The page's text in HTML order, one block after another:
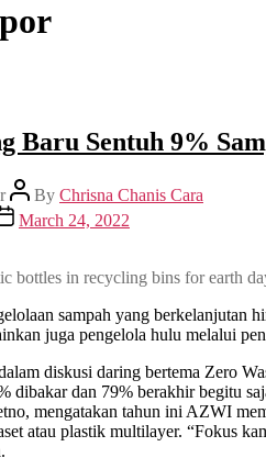
Baru Sentuh 9%
By Chrisna Chanis Cara
March 24, 2022
bottles in recycling bins for earth
juga pengelola hulu melalui
diskusi daring bertema Zero
dibakar dan 79% berakhir begitu
mengatakan tahun ini AZWI
atau plastik multilayer. “Fokus